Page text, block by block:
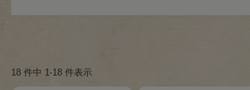
18 件中 1-18 件表示